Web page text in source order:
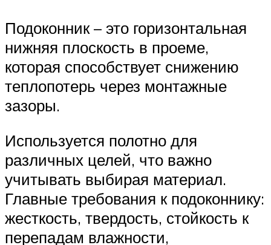
Подоконник – это горизонтальная
нижняя плоскость в проеме,
которая способствует снижению
теплопотерь через монтажные
зазоры.
Используется полотно для
различных целей, что важно
учитывать выбирая материал.
Главные требования к подоконнику:
жесткость, твердость, стойкость к
перепадам влажности,